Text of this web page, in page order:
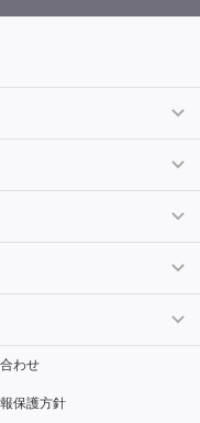
件特集
ンスの声
テクノロジー
わせ
保護方針